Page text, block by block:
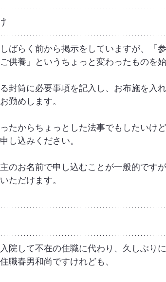
ばらく前から掲示をしていますが、「
供養」というちょっと変わったものを始
封筒に必要事項を記入し、お布施を入
勤めします。
たからちょっとした法事でもしたいけ
し込みください。
のお名前で申し込むことが一般的です
ただけます。
院して不在の住職に代わり、久しぶり
職春男和尚ですけれども、